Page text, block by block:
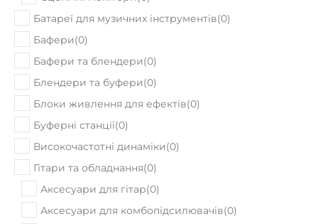
Батареї для музичних інструментів(0)
Бафери(0)
Бафери та блендери(0)
Блендери та буфери(0)
Блоки живлення для ефектів(0)
Буферні станції(0)
Високочастотні динаміки(0)
Гітари та обладнання(0)
Аксесуари для гітар(0)
Аксесуари для комбопідсилювачів(0)